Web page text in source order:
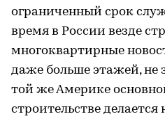
ограниченный срок
время в России везде
многоквартирные
даже больше этажей, не
той же Америке
строительстве